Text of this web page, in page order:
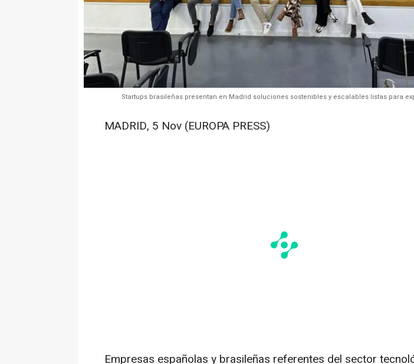
Startups brasileñas presentan en Madrid soluciones sostenibles y escalables listas para
MADRID, 5 Nov (EUROPA PRESS)
Empresas españolas y brasileñas referentes del sector